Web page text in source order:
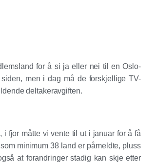
for å si ja eller nei til en Oslo-
men i dag må de forskjellige TV-
deltakeravgiften.
fjor måtte vi vente til ut i januar for å få
minimum 38 land er påmeldte, pluss
at forandringer stadig kan skje etter